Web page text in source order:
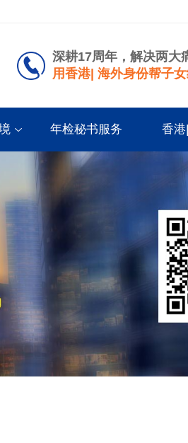
深耕17周年，解决两大
用香港| 海外身份帮子
年检秘书服务 香